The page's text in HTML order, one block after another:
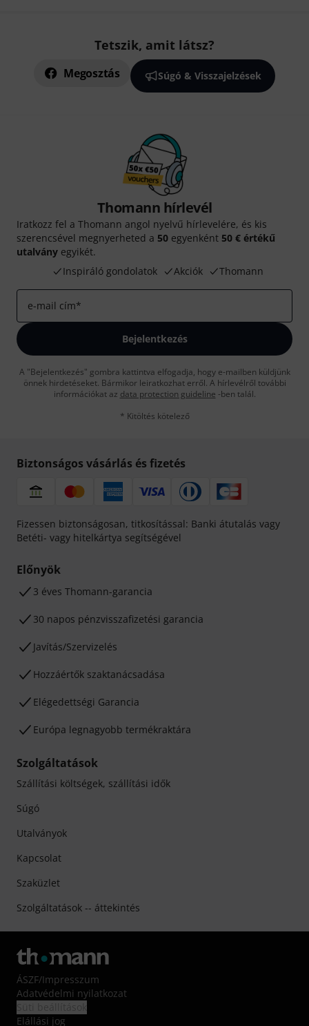
Tetszik, amit látsz?
Megosztás Súgó & Visszajelzések
Thomann hírlevél
Iratkozz fel a Thomann angol nyelvű hírlevelére, és kis
szerencsével megnyerheted a 50 egyenként 50 € értékű
utalvány egyikét.
Inspiráló gondolatok
Akciók Thomann
e-mail cím*
Bejelentkezés
A "Bejelentkezés" gombra kattintva elfogadja, hogy e-mailben küldjünk
önnek hirdetéseket. Bármikor leiratkozhat erről. A hírlevélről további
információkat az data protection guideline -ben talál.
* Kitöltés kötelező
Biztonságos vásárlás és fizetés
Fizessen biztonságosan, titkosítással: Banki átutalás vagy
Betéti- vagy hitelkártya segítségével
Előnyök
3 éves Thomann-garancia
30 napos pénzvisszafizetési garancia
Javítás/Szervizelés
Hozzáértők szaktanácsadása
Elégedettségi Garancia
Európa legnagyobb termékraktára
Szolgáltatások
Szállítási költségek, szállítási idők
Súgó
Utalványok
Kapcsolat
Szaküzlet
Szolgáltatások -- áttekintés
ÁSZF/Impresszum
Adatvédelmi nyilatkozat
Elállási jog